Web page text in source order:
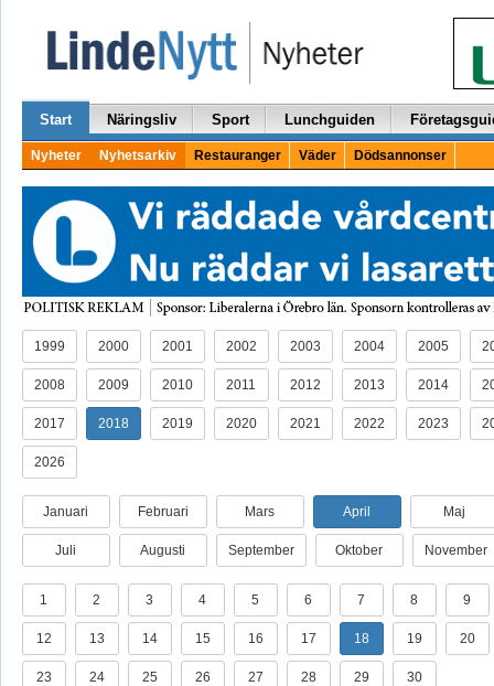
Start Näringsliv Sport Lunchguiden
Nyheter Nyhetsarkiv Restauranger Väder Dödsannonser
1999 2000 2001 2002 2003 2004 2005
2008 2009 2010 2011 2012 2013 2014
2017 2018 2019 2020 2021 2022 2023
2026
Januari Februari Mars April Maj
Juli Augusti September Oktober November
1 2 3 4 5 6 7 8 9
12 13 14 15 16 17 18 19 20
23 24 25 26 27 28 29 30